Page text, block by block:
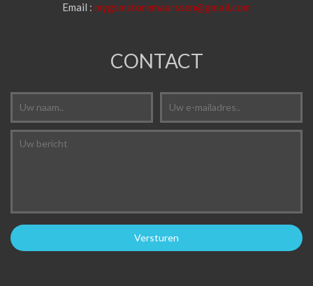
Email : mygsmstoremaarssen@gmail.com
CONTACT